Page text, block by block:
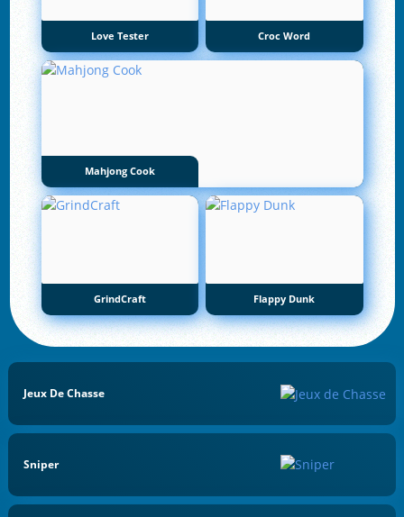
Love Tester Croc Word
Mahjong Cook
GrindCraft Flappy Dunk
Jeux De Chasse
Sniper